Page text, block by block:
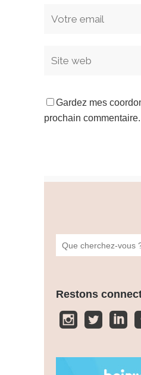
Gardez mes
prochain commentaire.
Restons